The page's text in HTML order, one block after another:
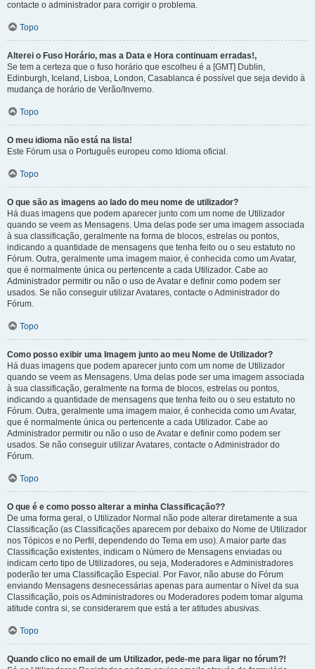
contacte o administrador para corrigir o problema.
Topo
Alterei o Fuso Horário, mas a Data e Hora continuam erradas!,
Se tem a certeza que o fuso horário que escolheu é a [GMT] Dublin,
Edinburgh, Iceland, Lisboa, London, Casablanca é possível que seja devido à
mudança de horário de Verão/Inverno.
Topo
O meu idioma não está na lista!
Este Fórum usa o Português europeu como Idioma oficial.
Topo
O que são as imagens ao lado do meu nome de utilizador?
Há duas imagens que podem aparecer junto com um nome de Utilizador
quando se veem as Mensagens. Uma delas pode ser uma imagem associada
à sua classificação, geralmente na forma de blocos, estrelas ou pontos,
indicando a quantidade de mensagens que tenha feito ou o seu estatuto no
Fórum. Outra, geralmente uma imagem maior, é conhecida como um Avatar,
que é normalmente única ou pertencente a cada Utilizador. Cabe ao
Administrador permitir ou não o uso de Avatar e definir como podem ser
usados. Se não conseguir utilizar Avatares, contacte o Administrador do
Fórum.
Topo
Como posso exibir uma Imagem junto ao meu Nome de Utilizador?
Há duas imagens que podem aparecer junto com um nome de Utilizador
quando se veem as Mensagens. Uma delas pode ser uma imagem associada
à sua classificação, geralmente na forma de blocos, estrelas ou pontos,
indicando a quantidade de mensagens que tenha feito ou o seu estatuto no
Fórum. Outra, geralmente uma imagem maior, é conhecida como um Avatar,
que é normalmente única ou pertencente a cada Utilizador. Cabe ao
Administrador permitir ou não o uso de Avatar e definir como podem ser
usados. Se não conseguir utilizar Avatares, contacte o Administrador do
Fórum.
Topo
O que é e como posso alterar a minha Classificação??
De uma forma geral, o Utilizador Normal não pode alterar diretamente a sua
Classificação (as Classificações aparecem por debaixo do Nome de Utilizador
nos Tópicos e no Perfil, dependendo do Tema em uso). A maior parte das
Classificação existentes, indicam o Número de Mensagens enviadas ou
indicam certo tipo de Utilizadores, ou seja, Moderadores e Administradores
poderão ter uma Classificação Especial. Por Favor, não abuse do Fórum
enviando Mensagens desnecessárias apenas para aumentar o Nível da sua
Classificação, pois os Administradores ou Moderadores podem tomar alguma
atitude contra si, se considerarem que está a ter atitudes abusivas.
Topo
Quando clico no email de um Utilizador, pede-me para ligar no fórum?!